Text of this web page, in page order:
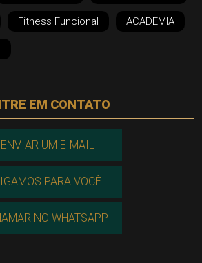
Fitness Funcional ACADEMIA
EM CONTATO
ENVIAR UM E-MAIL
PARA VOCÊ
NO WHATSAPP